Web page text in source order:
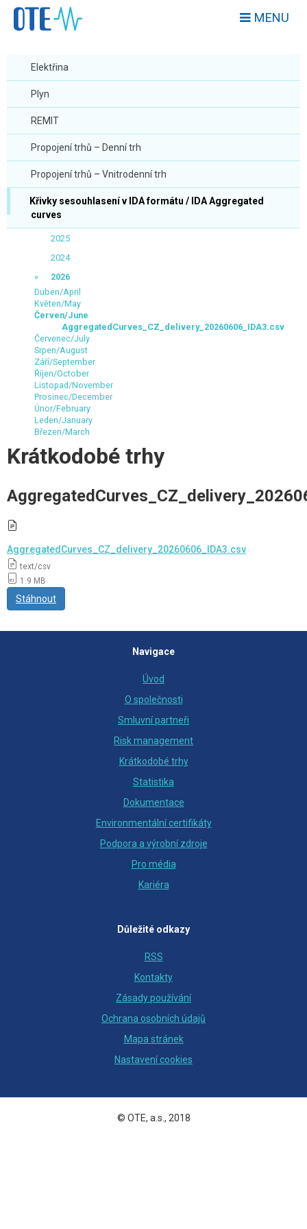
MENU
Elektřina
Plyn
REMIT
Propojení trhů – Denní trh
Propojení trhů – Vnitrodenní trh
Křivky sesouhlasení v IDA formátu / IDA Aggregated
curves
2025
2024
2026
Duben/April
Květen/May
Červen/June
AggregatedCurves_CZ_delivery_20260606_IDA3.csv
Červenec/July
Srpen/August
Září/September
Říjen/October
Listopad/November
Prosinec/December
Únor/February
Leden/January
Březen/March
Krátkodobé trhy
AggregatedCurves_CZ_delivery_20260606_IDA3.csv
text/csv
1.9 MB
Stáhnout
Navigace
Úvod
O společnosti
Smluvní partneři
Risk management
Krátkodobé trhy
Statistika
Dokumentace
Environmentální certifikáty
Podpora a výrobní zdroje
Pro média
Kariéra
Důležité odkazy
RSS
Kontakty
Zásady používání
Ochrana osobních údajů
Mapa stránek
Nastavení cookies
© OTE, a.s., 2018